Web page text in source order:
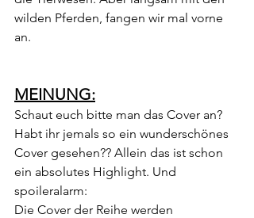
wilden Pferden, fangen wir mal vorne
an.
MEINUNG:
Schaut euch bitte man das Cover an?
Habt ihr jemals so ein wunderschönes
Cover gesehen?? Allein das ist schon
ein absolutes Highlight. Und
spoileralarm:
Die Cover der Reihe werden